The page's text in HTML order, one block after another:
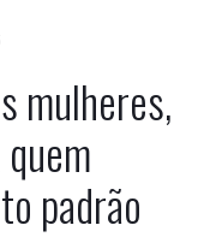
mulheres,
padrão